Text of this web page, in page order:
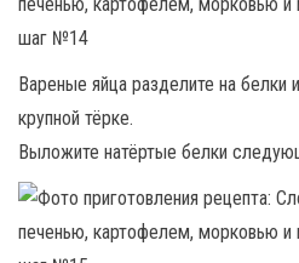
Вареные яйца разделите на белки
крупной тёрке.
Выложите натёртые белки